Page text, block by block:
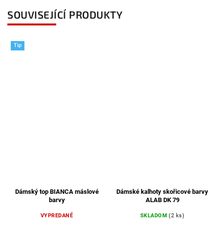
SOUVISEJÍCÍ PRODUKTY
Tip
Dámský top BIANCA máslové
barvy
VYPREDANÉ
Dámské kalhoty skořicové barvy
ALAB DK 79
SKLADOM (2 ks)